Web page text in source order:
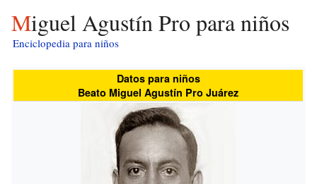
Miguel Agustín Pro para niños
Enciclopedia para niños
Datos para niños
Beato Miguel Agustín Pro Juárez